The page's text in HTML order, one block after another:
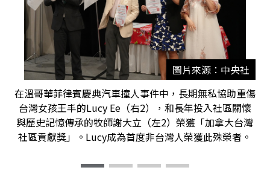
圖片來源：中央社
在溫哥華菲律賓慶典汽車撞人事件中，長期無私協助重傷
台灣女孩王丰的Lucy Ee（右2），和長年投入社區關懷
與歷史記憶傳承的牧師謝大立（左2）榮獲「加拿大台灣
社區貢獻獎」。Lucy成為首度非台灣人榮獲此殊榮者。